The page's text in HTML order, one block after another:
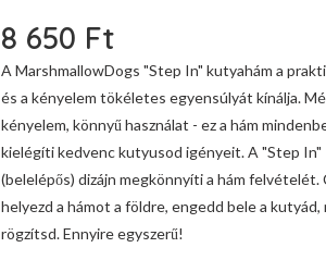
8 650 Ft
A MarshmallowDogs "Step In" kutyahám a
és a kényelem tökéletes egyensúlyát kínálja.
kényelem, könnyű használat - ez a hám
kielégíti kedvenc kutyusod igényeit. A "Step In"
(belelépős) dizájn megkönnyíti a hám felvételét.
helyezd a hámot a földre, engedd bele a kutyád,
rögzítsd. Ennyire egyszerű!